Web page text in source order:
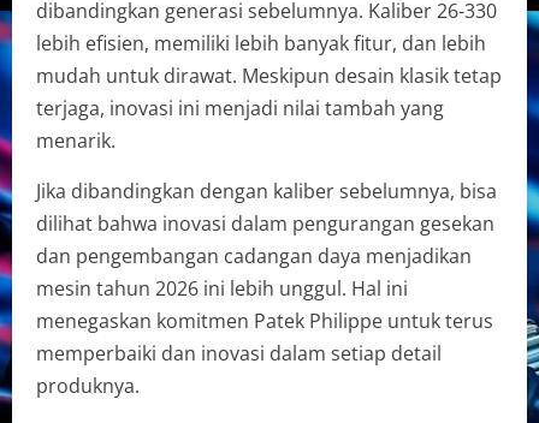
dibandingkan generasi sebelumnya. Kaliber 26-330
lebih efisien, memiliki lebih banyak fitur, dan lebih
mudah untuk dirawat. Meskipun desain klasik tetap
terjaga, inovasi ini menjadi nilai tambah yang
menarik.
Jika dibandingkan dengan kaliber sebelumnya, bisa
dilihat bahwa inovasi dalam pengurangan gesekan
dan pengembangan cadangan daya menjadikan
mesin tahun 2026 ini lebih unggul. Hal ini
menegaskan komitmen Patek Philippe untuk terus
memperbaiki dan inovasi dalam setiap detail
produknya.